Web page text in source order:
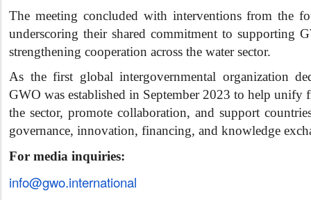
The meeting concluded with interventions from the
underscoring their shared commitment to supporting
strengthening cooperation across the water sector.
As the first global intergovernmental organization
GWO was established in September 2023 to help unify
the sector, promote collaboration, and support
governance, innovation, financing, and knowledge
For media inquiries:
info@gwo.international